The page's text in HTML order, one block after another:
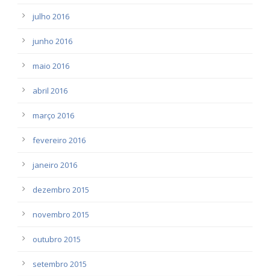
julho 2016
junho 2016
maio 2016
abril 2016
março 2016
fevereiro 2016
janeiro 2016
dezembro 2015
novembro 2015
outubro 2015
setembro 2015